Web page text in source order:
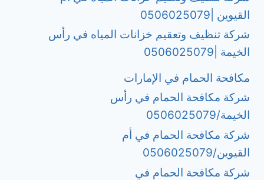
القيوين |0506025079
شركة تنظيف وتعقيم خزانات المياه في رأس
الخيمة |0506025079
مكافحة الحمام في الإمارات
شركة مكافحة الحمام في رأس
الخيمة/0506025079
شركة مكافحة الحمام في أم
القيوين/0506025079
شركة مكافحة الحمام في